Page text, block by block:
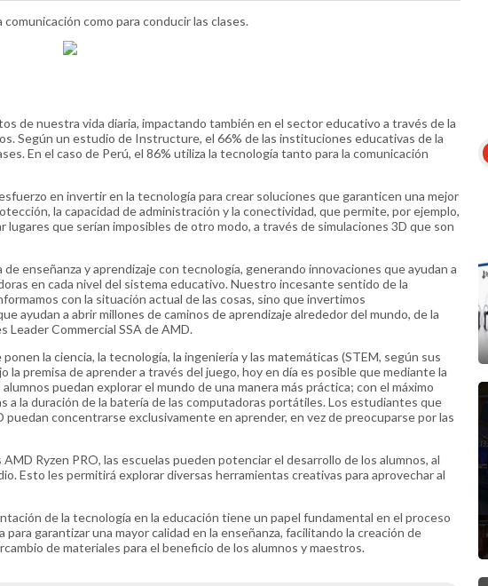
como para conducir las clases.
de nuestra vida diaria, impactando también en el sector educativo a través de la
Según un estudio de Instructure, el 66% de las instituciones educativas de la
En el caso de Perú, el 86% utiliza la tecnología tanto para la comunicación
en invertir en la tecnología para crear soluciones que garanticen una mejor
la capacidad de administración y la conectividad, que permite, por ejemplo,
que serían imposibles de otro modo, a través de simulaciones 3D que son
enseñanza y aprendizaje con tecnología, generando innovaciones que ayudan a
en cada nivel del sistema educativo. Nuestro incesante sentido de la
con la situación actual de las cosas, sino que invertimos
ayudan a abrir millones de caminos de aprendizaje alrededor del mundo, de la
Leader Commercial SSA de AMD.
la ciencia, la tecnología, la ingeniería y las matemáticas (STEM, según sus
la premisa de aprender a través del juego, hoy en día es posible que mediante la
puedan explorar el mundo de una manera más práctica; con el máximo
la duración de la batería de las computadoras portátiles. Los estudiantes que
concentrarse exclusivamente en aprender, en vez de preocuparse por las
Ryzen PRO, las escuelas pueden potenciar el desarrollo de los alumnos, al
Esto les permitirá explorar diversas herramientas creativas para aprovechar al
de la tecnología en la educación tiene un papel fundamental en el proceso
garantizar una mayor calidad en la enseñanza, facilitando la creación de
de materiales para el beneficio de los alumnos y maestros.